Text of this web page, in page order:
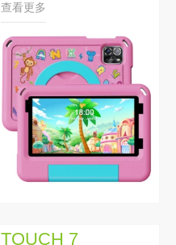
查看更多
TOUCH 7